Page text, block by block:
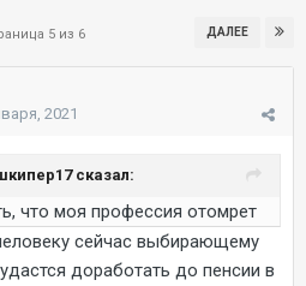
ДАЛЕЕ
5 из 6
2021
сказал:
что моя профессия отомрет
сейчас выбирающему
доработать до пенсии в